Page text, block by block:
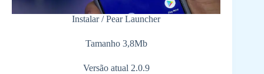
Instalar / Pear Launcher
Tamanho 3,8Mb
Versão atual 2.0.9